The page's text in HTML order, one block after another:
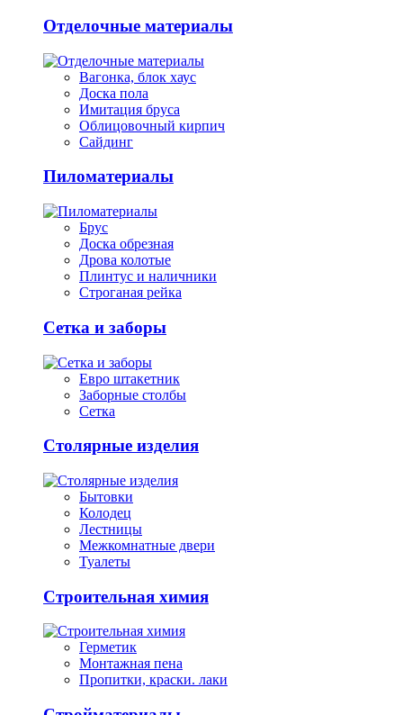
Отделочные материалы
Вагонка, блок хаус
Доска пола
Имитация бруса
Облицовочный кирпич
Сайдинг
Пиломатериалы
Брус
Доска обрезная
Дрова колотые
Плинтус и наличники
Строганая рейка
Сетка и заборы
Евро штакетник
Заборные столбы
Сетка
Столярные изделия
Бытовки
Колодец
Лестницы
Межкомнатные двери
Туалеты
Строительная химия
Герметик
Монтажная пена
Пропитки, краски. лаки